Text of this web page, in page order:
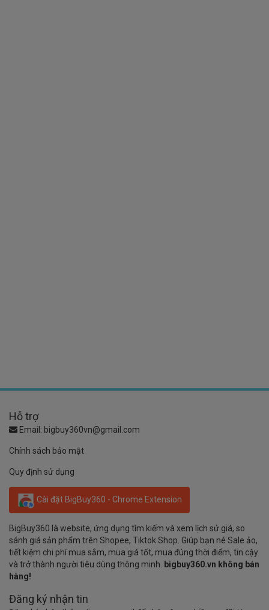
Hỗ trợ
Email: bigbuy360vn@gmail.com
Chính sách bảo mật
Quy định sử dụng
Cài đặt BigBuy360 - Chrome Extension
BigBuy360 là website, ứng dụng tìm kiếm và xem lịch sử giá, so
sánh giá sản phẩm trên Shopee, Tiktok Shop. Giúp bạn né Sale ảo,
tiết kiệm chi phí mua sắm, mua giá tốt, mua đúng thời điểm, tin cậy
và trở thành người tiêu dùng thông minh. bigbuy360.vn không bán
hàng!
Đăng ký nhận tin